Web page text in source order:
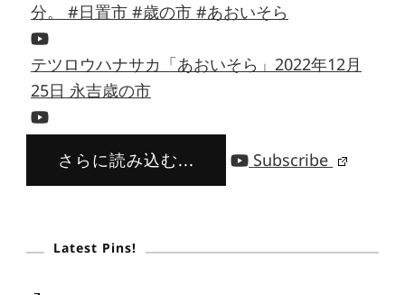
分。 #日置市 #歳の市 #あおいそら
テツロウハナサカ「あおいそら」2022年12月
25日 永吉歳の市
さらに読み込む... Subscribe
Latest Pins!